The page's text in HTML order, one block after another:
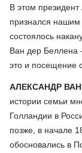
В этом
признался нашим
состоялось
Ван дер Беллена
это и посещение
АЛЕКСАНДР
истории семьи
Голландии в
позже, в начале
обосновались в